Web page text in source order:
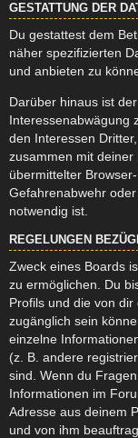
GESTATTUNG DER
Du gestattest dem
näher spezifizierten
und anbieten zu
Darüber hinaus ist
Interessenabwägung
den Interessen
zusammen mit
übermittelter
Gefahrenabwehr
notwendig ist.
REGELUNGEN
Zweck eines Boards
zu ermöglichen. Du
Profils und die von
zugänglich sein
einzelne
(z. B. andere
sind. Wenn du
Informationen im
Adresse aus deinem
und von ihm